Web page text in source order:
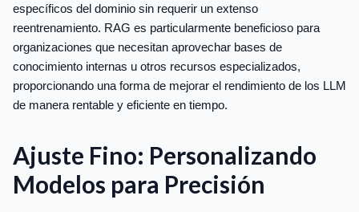
específicos del dominio sin requerir un extenso
reentrenamiento. RAG es particularmente beneficioso para
organizaciones que necesitan aprovechar bases de
conocimiento internas u otros recursos especializados,
proporcionando una forma de mejorar el rendimiento de los LLM
de manera rentable y eficiente en tiempo.
Ajuste Fino: Personalizando
Modelos para Precisión